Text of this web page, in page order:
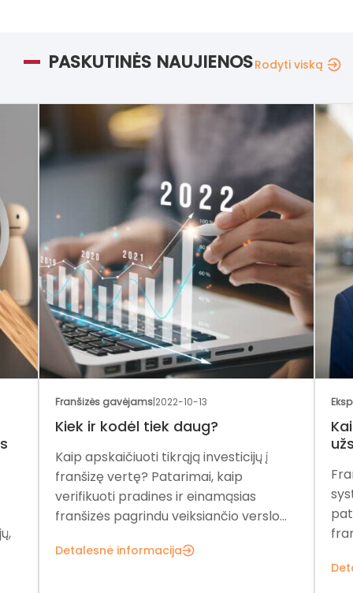
PASKUTINĖS NAUJIENOSRodyti viską
Franšizės gavėjams|2022-10-13
Kiek ir kodėl tiek daug?
Kaip apskaičiuoti tikrąją investicijų į
franšizę vertę? Patarimai, kaip
verifikuoti pradines ir einamąsias
franšizės pagrindu veiksiančio verslo...
Detalesnė informacija